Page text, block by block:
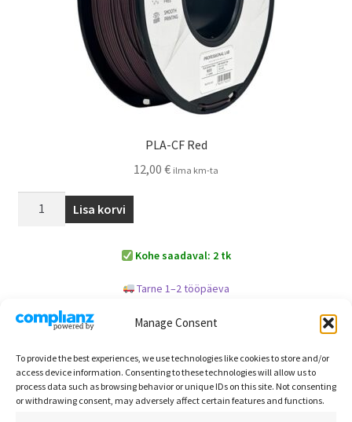
Manage Consent
To provide the best experiences, we use technologies like cookies to store and/or
access device information. Consenting to these technologies will allow us to
process data such as browsing behavior or unique IDs on this site. Not consenting
or withdrawing consent, may adversely affect certain features and functions.
PLA-CF Red
12,00 € ilma km-ta
Lisa korvi
Kohe saadaval: 2 tk
Tarne 1–2 tööpäeva
Kuvatakse kõik 5 tulemust